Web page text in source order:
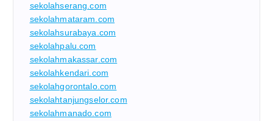
sekolahserang.com
sekolahmataram.com
sekolahsurabaya.com
sekolahpalu.com
sekolahmakassar.com
sekolahkendari.com
sekolahgorontalo.com
sekolahtanjungselor.com
sekolahmanado.com